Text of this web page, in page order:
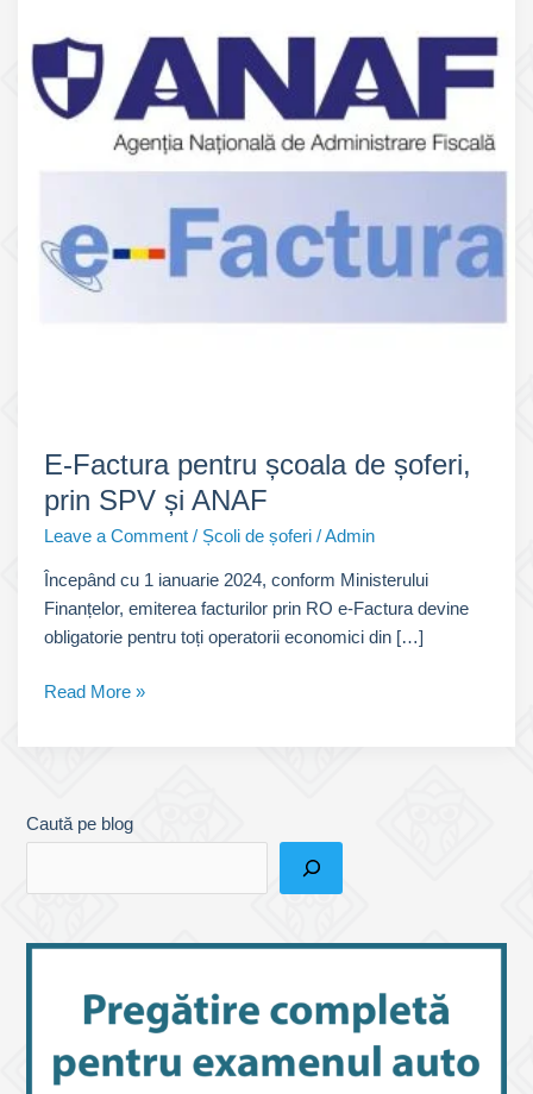
E-Factura pentru școala de șoferi,
prin SPV și ANAF
Leave a Comment / Școli de șoferi /Admin
Începând cu 1 ianuarie 2024, conform Ministerului
Finanțelor, emiterea facturilor prin RO e-Factura devine
obligatorie pentru toți operatorii economici din […]
E-
pentru
șoferi,
SPV
ANAF
Read More »
Caută pe blog